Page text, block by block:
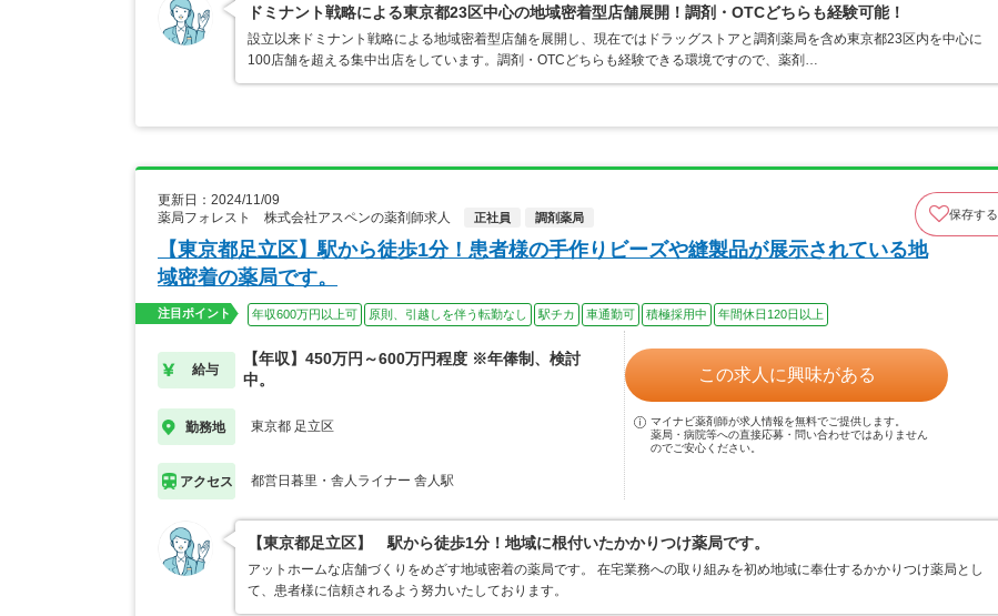
ドミナント戦略による東京都23区中心の地域密着型店舗展開！調剤・OTCどちらも経験可能！
設立以来ドミナント戦略による地域密着型店舗を展開し、現在ではドラッグストアと調剤薬局を含め東京都23区内を中心に
100店舗を超える集中出店をしています。調剤・OTCどちらも経験できる環境ですので、薬剤…
更新日：2024/11/09
薬局フォレスト 株式会社アスペンの薬剤師求人
正社員 調剤薬局 保存する
【東京都足立区】駅から徒歩1分！患者様の手作りビーズや縫製品が展示されている地
域密着の薬局です。
注目ポイント 年収600万円以上可 原則、引越しを伴う転勤なし 駅チカ 車通勤可 積極採用中 年間休日120日以上
給与
【年収】450万円～600万円程度 ※年俸制、検討
中。
勤務地 東京都 足立区
アクセス 都営日暮里・舎人ライナー 舎人駅
この求人に興味がある
マイナビ薬剤師が求人情報を無料でご提供します。
薬局・病院等への直接応募・問い合わせではありません
のでご安心ください。
【東京都足立区】 駅から徒歩1分！地域に根付いたかかりつけ薬局です。
アットホームな店舗づくりをめざす地域密着の薬局です。 在宅業務への取り組みを初め地域に奉仕するかかりつけ薬局とし
て、患者様に信頼されるよう努力いたしております。